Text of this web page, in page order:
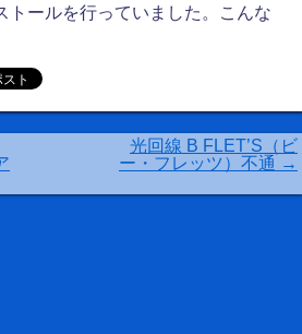
トールを行っていました。こんな
光回線 B FLET’S（ビ
ー・フレッツ）不通 →